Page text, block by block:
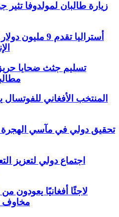
زيارة طالبان لمولدوفا تثير
أستراليا تقدم 9
تسليم جثث ضحايا
المنتخب الأفغاني للفوتسال
اجتماع دولي لتعزيز
مخاوف